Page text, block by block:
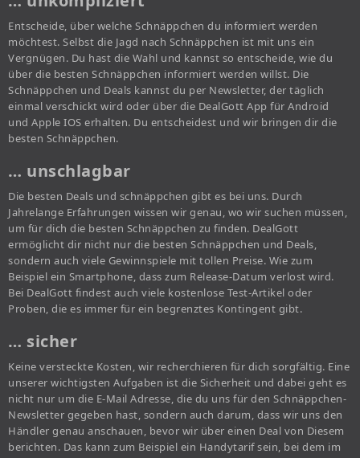
Entscheide, über welche Schnäppchen du informiert werden
möchtest. Selbst die Jagd nach Schnäppchen ist mit uns ein
Vergnügen. Du hast die Wahl und kannst so entscheide, wie du
über die besten Schnäppchen informiert werden willst. Die
Schnäppchen und Deals kannst du per Newsletter, der täglich
einmal verschickt wird oder über die DealGott App für Android
und Apple IOS erhalten. Du entscheidest und wir bringen dir die
besten Schnäppchen.
… unschlagbar
Die besten Deals und schnäppchen gibt es bei uns. Durch
Jahrelange Erfahrungen wissen wir genau, wo wir suchen müssen,
um für dich die besten Schnäppchen zu finden. DealGott
ermöglicht dir nicht nur die besten Schnäppchen und Deals,
sondern auch viele Gewinnspiele mit tollen Preise. Wie zum
Beispiel ein Smartphone, dass zum Release-Datum verlost wird.
Bei DealGott findest auch viele kostenlose Test-Artikel oder
Proben, die es immer für ein begrenztes Kontingent gibt.
… sicher
Keine versteckte Kosten, wir recherchieren für dich sorgfältig. Eine
unserer wichtigsten Aufgaben ist die Sicherheit und dabei geht es
nicht nur um die E-Mail Adresse, die du uns für den Schnäppchen-
Newsletter gegeben hast, sondern auch darum, dass wir uns den
Händler genau anschauen, bevor wir über einen Deal von Diesem
berichten. Das kann zum Beispiel ein Handytarif sein, bei dem im